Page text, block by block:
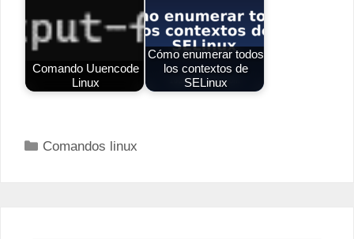
Comando Uuencode
Linux
Cómo enumerar todos
los contextos de
SELinux
Categorías
Comandos linux